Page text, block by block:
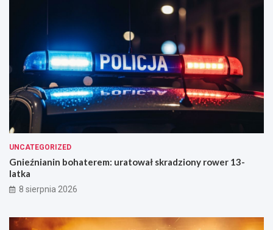
UNCATEGORIZED
Gnieźnianin bohaterem: uratował skradziony rower 13-
latka
8 sierpnia 2026